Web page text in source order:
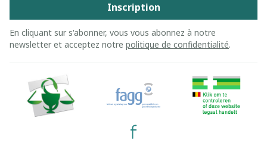
Inscription
En cliquant sur s'abonner, vous vous abonnez à notre
newsletter et acceptez notre politique de confidentialité.